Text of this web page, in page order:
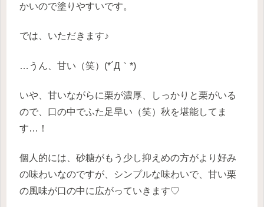
かいので塗りやすいです。
では、いただきます♪
…うん、甘い（笑）(*´Д｀*)
いや、甘いながらに栗が濃厚、しっかりと栗がいる
ので、口の中でふた足早い（笑）秋を堪能してま
す…！
個人的には、砂糖がもう少し抑えめの方がより好み
の味わいなのですが、シンプルな味わいで、甘い栗
の風味が口の中に広がっていきます♡